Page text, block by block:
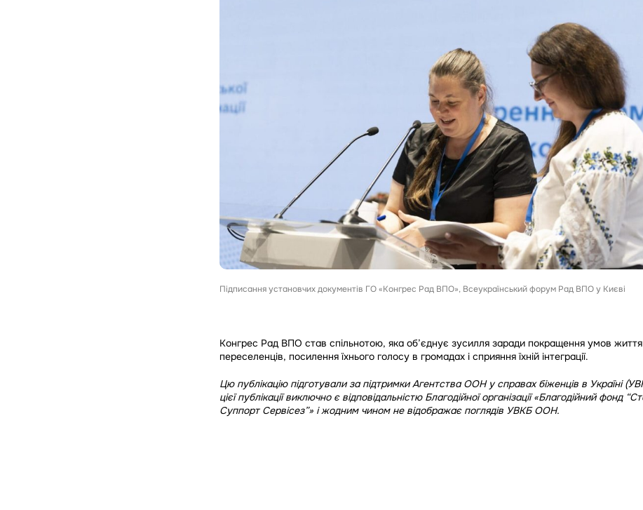
Підписання установчих документів ГО «Конгрес Рад ВПО», Всеукраїнський форум Рад ВПО у Києві
Конгрес Рад ВПО став спільнотою, яка об’єднує зусилля заради покращення умов життя
переселенців, посилення їхнього голосу в громадах і сприяння їхній інтеграції.
Цю публікацію підготували за підтримки Агентства ООН у справах біженців в Україні
цієї публікації виключно є відповідальністю Благодійної організації «Благодійний фонд
Суппорт Сервісез”» і жодним чином не відображає поглядів УВКБ ООН.